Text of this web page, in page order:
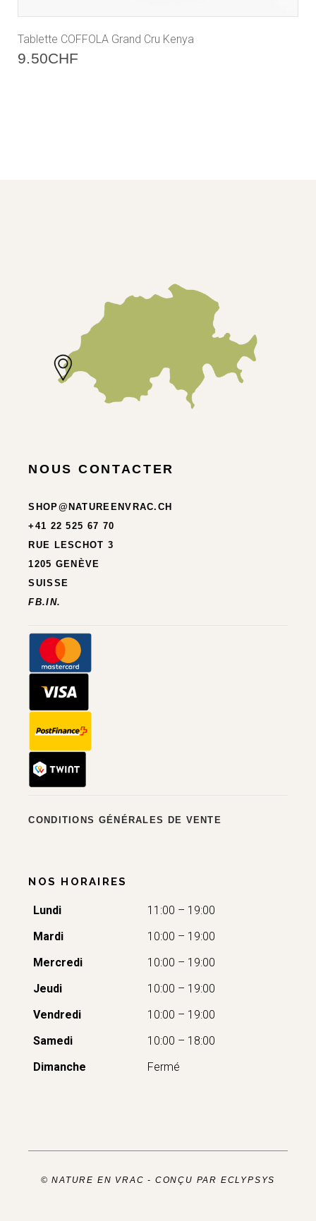
Tablette COFFOLA Grand Cru Kenya
9.50CHF
NOUS CONTACTER
SHOP@NATUREENVRAC.CH
+41 22 525 67 70
RUE LESCHOT 3
1205 GENÈVE
SUISSE
FB.IN.
CONDITIONS GÉNÉRALES DE VENTE
NOS HORAIRES
Lundi
11:00 – 19:00
Mardi
10:00 – 19:00
Mercredi
10:00 – 19:00
Jeudi
10:00 – 19:00
Vendredi
10:00 – 19:00
Samedi
10:00 – 18:00
Dimanche
Fermé
© NATURE EN VRAC - CONÇU PAR ECLYPSYS